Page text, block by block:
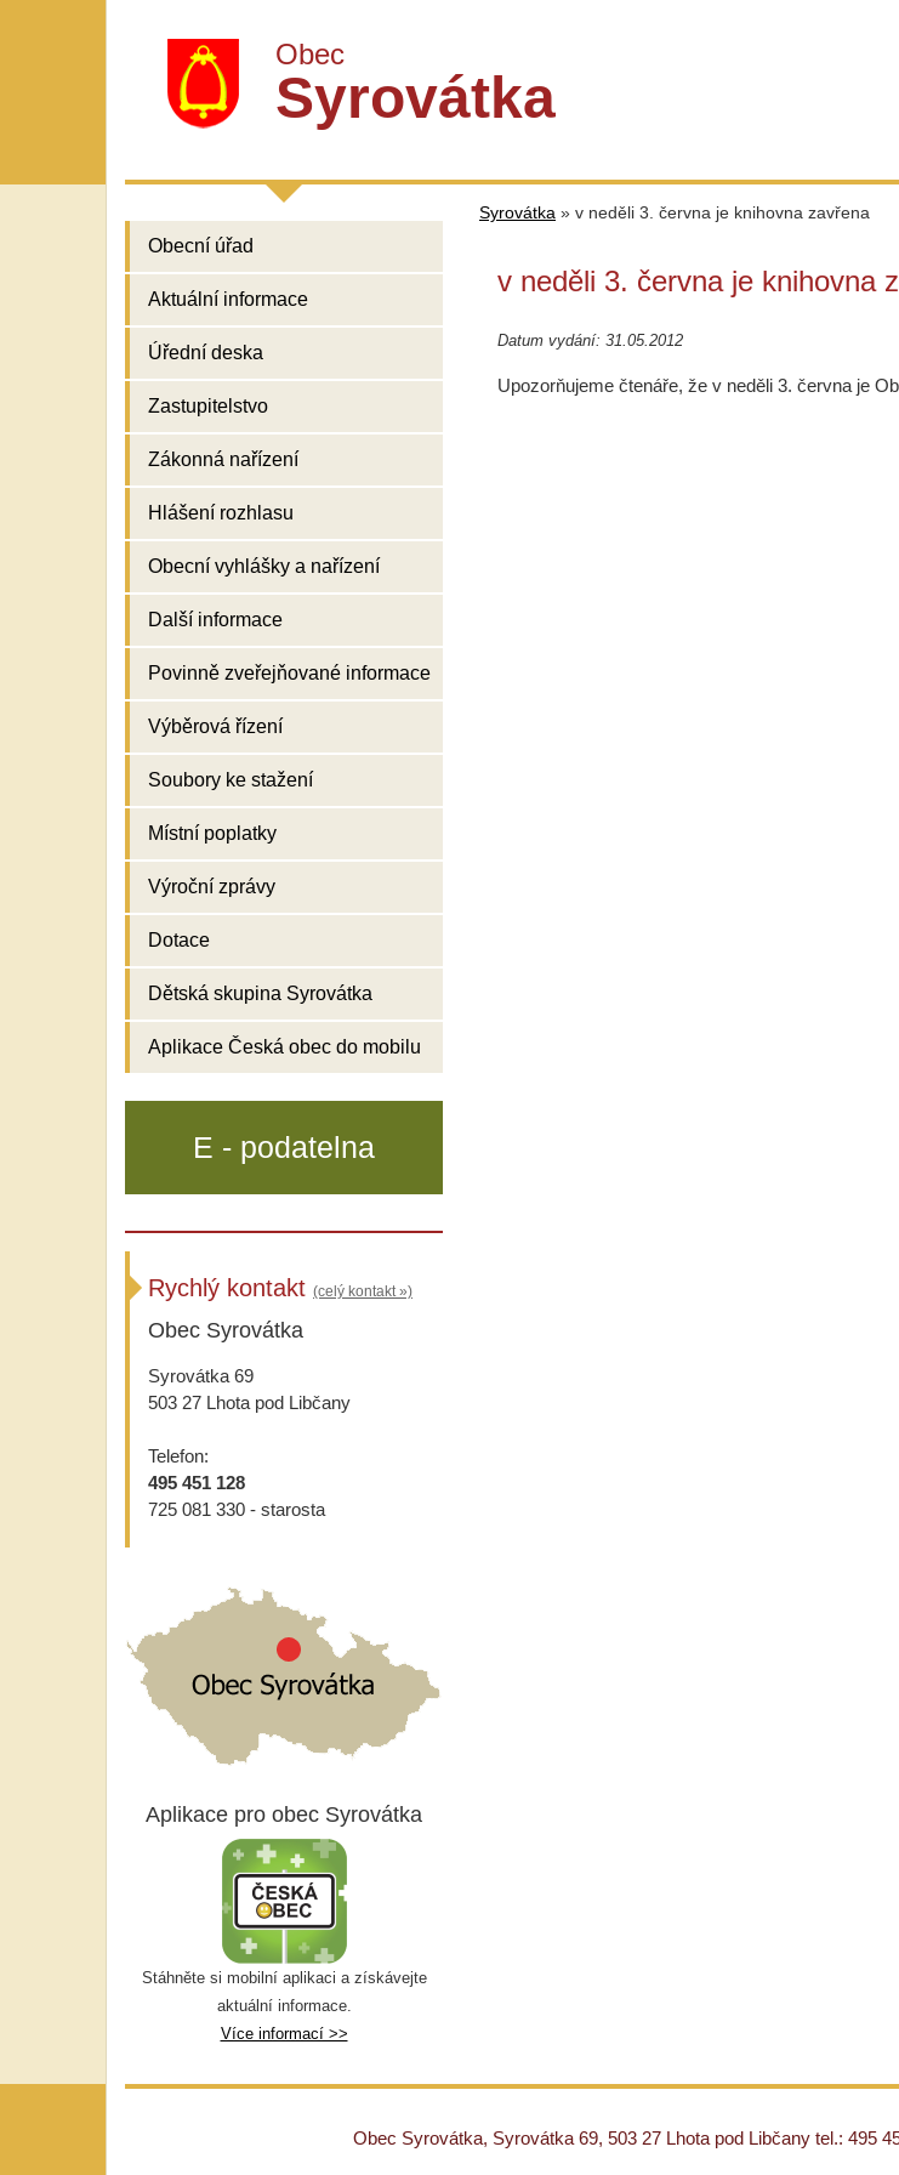
Obec
Syrovátka
Obecní úřad
Aktuální informace
Úřední deska
Zastupitelstvo
Zákonná nařízení
Hlášení rozhlasu
Obecní vyhlášky a nařízení
Další informace
Povinně zveřejňované informace
Výběrová řízení
Soubory ke stažení
Místní poplatky
Výroční zprávy
Dotace
Dětská skupina Syrovátka
Aplikace Česká obec do mobilu
Syrovátka » v neděli 3. června je knihovna zavřena
v neděli 3. června je knihovna
Datum vydání: 31.05.2012
Upozorňujeme čtenáře, že v neděli 3. června je
E - podatelna
Rychlý kontakt (celý kontakt »)
Obec Syrovátka
Syrovátka 69
503 27 Lhota pod Libčany
Telefon:
495 451 128
725 081 330 - starosta
Aplikace pro obec Syrovátka
Stáhněte si mobilní aplikaci a získávejte
aktuální informace.
Více informací >>
Obec Syrovátka, Syrovátka 69, 503 27 Lhota pod Libčany tel.: 495